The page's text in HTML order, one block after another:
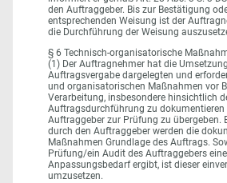
den Auftraggeber. Bis zur Bestätigung
entsprechenden Weisung ist der
die Durchführung der Weisung
§ 6 Technisch-organisatorische
(1) Der Auftragnehmer hat die
Auftragsvergabe dargelegten und
und organisatorischen Maßnahmen vor
Verarbeitung, insbesondere hinsichtlich
Auftragsdurchführung zu dokumentieren
Auftraggeber zur Prüfung zu übergeben.
durch den Auftraggeber werden die
Maßnahmen Grundlage des Auftrags.
Prüfung/ein Audit des Auftraggebers
Anpassungsbedarf ergibt, ist dieser
umzusetzen.